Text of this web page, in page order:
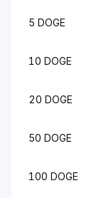
5 DOGE
10 DOGE
20 DOGE
50 DOGE
100 DOGE